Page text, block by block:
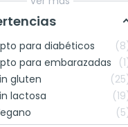
para diabéticos
8
para embarazadas
1
gluten
25
lactosa
19
5